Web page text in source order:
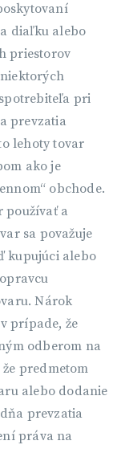
diaľku alebo
priestorov
pri
prevzatia
lehoty tovar
ako je
obchode.
používať a
sa považuje
kupujúci alebo
Nárok
prípade, že
odberom na
predmetom
alebo dodanie
prevzatia
práva na